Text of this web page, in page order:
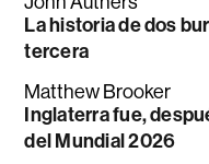
La historia de dos
tercera
Matthew Brooker
Inglaterra fue,
del Mundial 2026